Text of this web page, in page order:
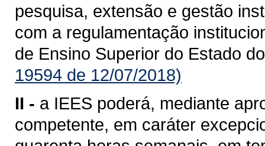
pesquisa, extensão e gestão
com a regulamentação
de Ensino Superior do Estado
19594 de 12/07/2018)
II - a IEES poderá, mediante
competente, em caráter